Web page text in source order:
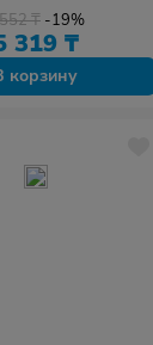
₸ -19%
319 ₸
корзину